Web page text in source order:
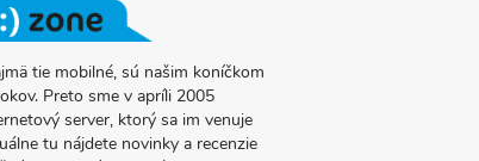
tie mobilné, sú našim koníčkom
Preto sme v apríli 2005
server, ktorý sa im venuje
tu nájdete novinky a recenzie